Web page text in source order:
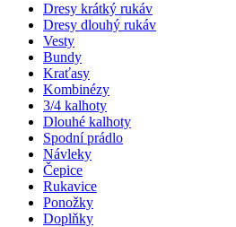
Dresy krátký rukáv
Dresy dlouhý rukáv
Vesty
Bundy
Kraťasy
Kombinézy
3/4 kalhoty
Dlouhé kalhoty
Spodní prádlo
Návleky
Čepice
Rukavice
Ponožky
Doplňky